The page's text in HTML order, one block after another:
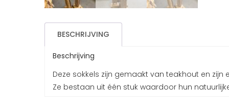
BESCHRIJVING
Beschrijving
Deze sokkels zijn gemaakt van teakhout en zijn
Ze bestaan uit één stuk waardoor hun